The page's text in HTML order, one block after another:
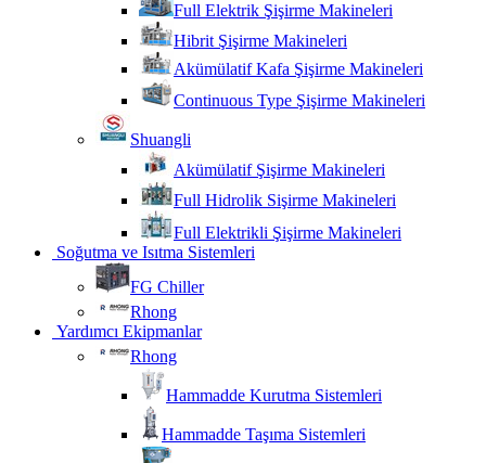
Full Elektrik Şişirme Makineleri
Hibrit Şişirme Makineleri
Akümülatif Kafa Şişirme Makineleri
Continuous Type Şişirme Makineleri
Shuangli
Akümülatif Şişirme Makineleri
Full Hidrolik Sişirme Makineleri
Full Elektrikli Şişirme Makineleri
Soğutma ve Isıtma Sistemleri
FG Chiller
Rhong
Yardımcı Ekipmanlar
Rhong
Hammadde Kurutma Sistemleri
Hammadde Taşıma Sistemleri